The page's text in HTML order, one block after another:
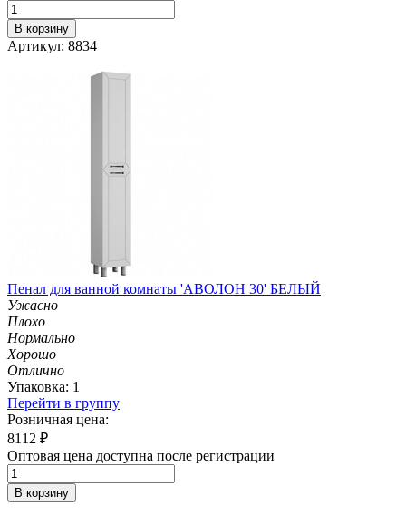
В корзину
Артикул: 8834
Пенал для ванной комнаты 'АВОЛОН 30' БЕЛЫЙ
Ужасно
Плохо
Нормально
Хорошо
Отлично
Упаковка: 1
Перейти в группу
Розничная цена:
8112 ₽
Оптовая цена доступна после регистрации
В корзину